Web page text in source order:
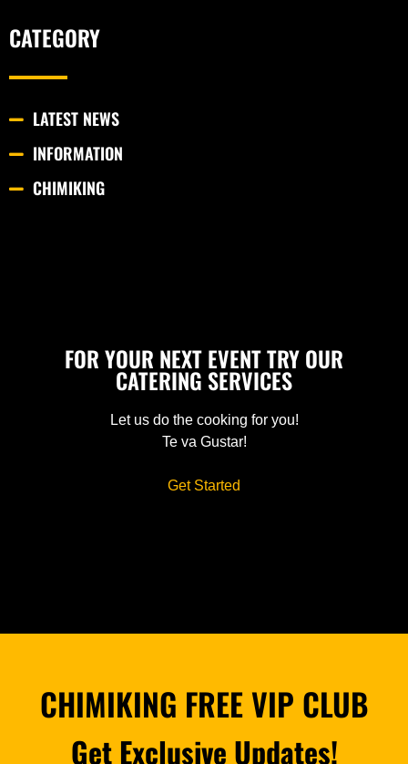
CATEGORY
LATEST NEWS
INFORMATION
CHIMIKING
FOR YOUR NEXT EVENT TRY OUR
CATERING SERVICES
Let us do the cooking for you!
Te va Gustar!
Get Started
CHIMIKING FREE VIP CLUB
Get Exclusive Updates!